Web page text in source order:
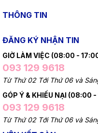
THÔNG TIN
ĐĂNG KÝ NHẬN TIN
GIỜ LÀM VIỆC (08:00 -
093 129 9618
Từ Thứ 02 Tới Thứ 06 và
GÓP Ý & KHIẾU NẠI (08:00
093 129 9618
Từ Thứ 02 Tới Thứ 06 và